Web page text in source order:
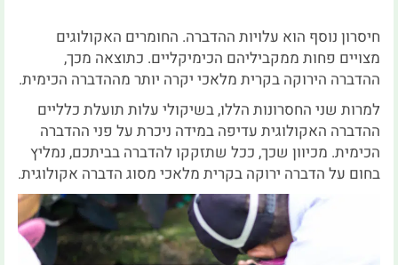
חיסרון נוסף הוא עלויות ההדברה. החומרים האקולוגים
מצויים פחות ממקביליהם הכימיקליים. כתוצאה מכך,
ההדברה הירוקה בקרית מלאכי יקרה יותר מההדברה הכימית.
למרות שני החסרונות הללו, בשיקולי עלות תועלת כלליים
ההדברה האקולוגית עדיפה במידה ניכרת על פני ההדברה
הכימית. מכיוון שכך, ככל שתזקקו להדברה בביתכם, נמליץ
בחום על הדברה ירוקה בקרית מלאכי מסוג הדברה אקולוגית.